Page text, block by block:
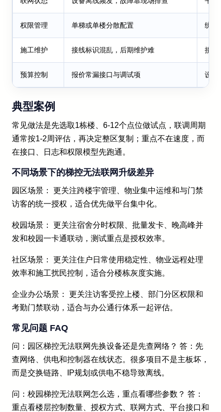
权限管理 单梯或单楼分散配置 统一
施工维护 接线标识混乱，后期维护难 接线
预算控制 报价常漏接口与调试项 设备
典型案例
常见做法是先选取1栋楼、6-12个点位做试点，联调周期
通常按1-2周评估，再决定整区复制；重点不在速度，而
在接口、日志和权限模型先跑通。
不同场景下的梯控无法联网升级差异
园区场景： 更关注跨楼宇管理、物业集中运维和与门禁
访客的统一授权，适合优先做平台集中化。
校园场景： 更关注宿舍分时权限、批量发卡、晚高峰并
发和校园一卡通联动，测试重点是授权效率。
社区场景： 更关注住户日常使用稳定性、物业远程处理
效率和施工扰民控制，适合分楼栋灰度实施。
企业办公场景： 更关注访客受控上楼、部门分区权限和
考勤门禁联动，适合与办公通行体系一起评估。
常见问题 FAQ
问：园区梯控无法联网先换设备还是先查网络？ 答：先
查网络、供电和控制器在线状态。很多项目不是主板坏，
而是交换链路、IP规划或供电不稳导致离线。
问：校园梯控无法联网怎么选，重点看哪些参数？ 答：
重点看楼层控制数量、授权方式、联网方式、平台接口和